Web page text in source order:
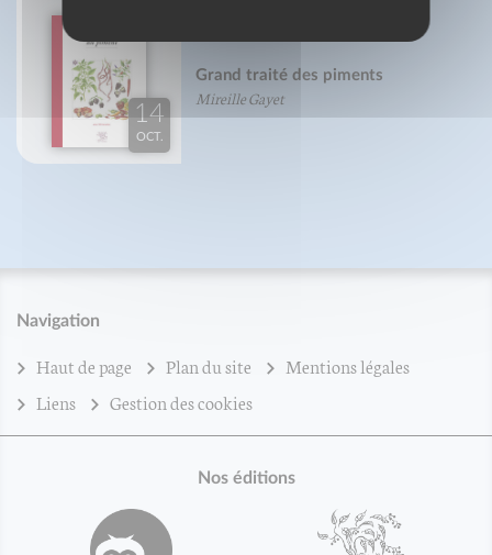
14
OCT.
Grand traité des piments
Mireille Gayet
Navigation
Haut de page Plan du site
Mentions légales
Liens
Gestion des cookies
Nos éditions